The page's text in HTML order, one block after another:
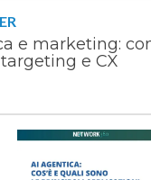
e marketing:
e CX